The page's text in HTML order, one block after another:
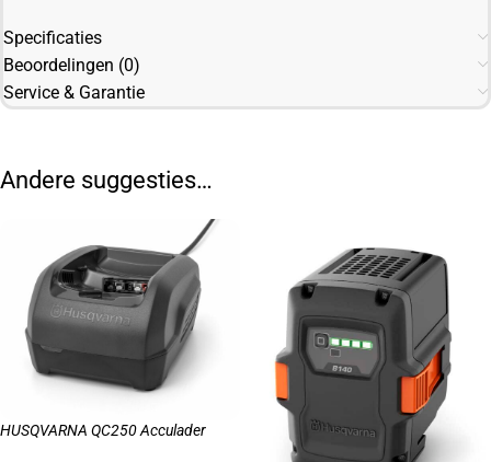
Specificaties
Beoordelingen (0)
Service & Garantie
Andere suggesties…
HUSQVARNA QC250 Acculader